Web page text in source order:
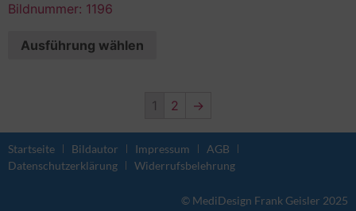
Bildnummer: 1196
Ausführung wählen
1 2 →
Startseite Bildautor Impressum
AGB
Datenschutzerklärung
Widerrufsbelehrung
© MediDesign Frank Geisler 2025